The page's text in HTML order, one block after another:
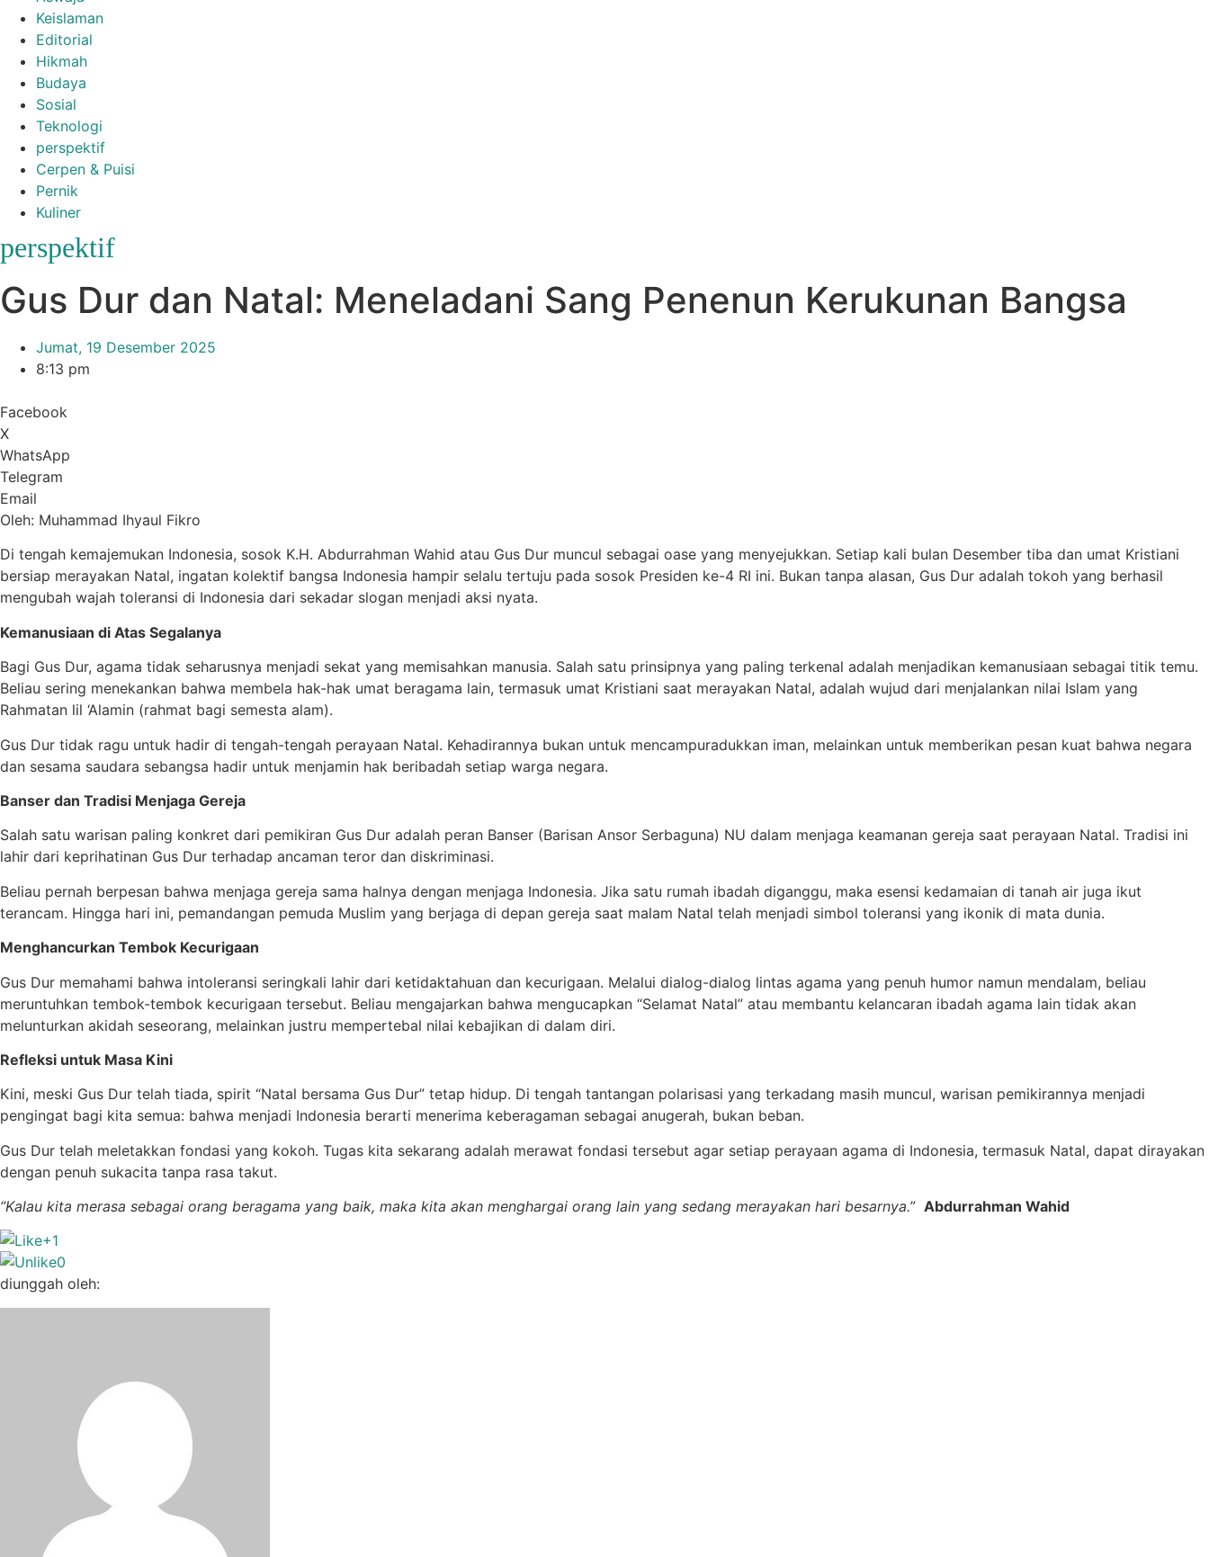
Keislaman
Editorial
Hikmah
Budaya
Sosial
Teknologi
perspektif
Cerpen & Puisi
Pernik
Kuliner
perspektif
Gus Dur dan Natal: Meneladani Sang Penenun Kerukunan Bangsa
Jumat, 19 Desember 2025
8:13 pm
Facebook
X
WhatsApp
Telegram
Email
Oleh: Muhammad Ihyaul Fikro
​Di tengah kemajemukan Indonesia, sosok K.H. Abdurrahman Wahid atau Gus Dur muncul sebagai oase yang menyejukkan. Setiap kali bulan Desember tiba dan umat Kristiani
bersiap merayakan Natal, ingatan kolektif bangsa Indonesia hampir selalu tertuju pada sosok Presiden ke-4 RI ini. Bukan tanpa alasan, Gus Dur adalah tokoh yang berhasil
mengubah wajah toleransi di Indonesia dari sekadar slogan menjadi aksi nyata.
Kemanusiaan di Atas Segalanya
​Bagi Gus Dur, agama tidak seharusnya menjadi sekat yang memisahkan manusia. Salah satu prinsipnya yang paling terkenal adalah menjadikan kemanusiaan sebagai titik temu.
Beliau sering menekankan bahwa membela hak-hak umat beragama lain, termasuk umat Kristiani saat merayakan Natal, adalah wujud dari menjalankan nilai Islam yang
Rahmatan lil ‘Alamin (rahmat bagi semesta alam).
​Gus Dur tidak ragu untuk hadir di tengah-tengah perayaan Natal. Kehadirannya bukan untuk mencampuradukkan iman, melainkan untuk memberikan pesan kuat bahwa negara
dan sesama saudara sebangsa hadir untuk menjamin hak beribadah setiap warga negara.
Banser dan Tradisi Menjaga Gereja
​Salah satu warisan paling konkret dari pemikiran Gus Dur adalah peran Banser (Barisan Ansor Serbaguna) NU dalam menjaga keamanan gereja saat perayaan Natal. Tradisi ini
lahir dari keprihatinan Gus Dur terhadap ancaman teror dan diskriminasi.
​Beliau pernah berpesan bahwa menjaga gereja sama halnya dengan menjaga Indonesia. Jika satu rumah ibadah diganggu, maka esensi kedamaian di tanah air juga ikut
terancam. Hingga hari ini, pemandangan pemuda Muslim yang berjaga di depan gereja saat malam Natal telah menjadi simbol toleransi yang ikonik di mata dunia.
Menghancurkan Tembok Kecurigaan
​Gus Dur memahami bahwa intoleransi seringkali lahir dari ketidaktahuan dan kecurigaan. Melalui dialog-dialog lintas agama yang penuh humor namun mendalam, beliau
meruntuhkan tembok-tembok kecurigaan tersebut. Beliau mengajarkan bahwa mengucapkan “Selamat Natal” atau membantu kelancaran ibadah agama lain tidak akan
melunturkan akidah seseorang, melainkan justru mempertebal nilai kebajikan di dalam diri.
Refleksi untuk Masa Kini
​Kini, meski Gus Dur telah tiada, spirit “Natal bersama Gus Dur” tetap hidup. Di tengah tantangan polarisasi yang terkadang masih muncul, warisan pemikirannya menjadi
pengingat bagi kita semua: bahwa menjadi Indonesia berarti menerima keberagaman sebagai anugerah, bukan beban.
​Gus Dur telah meletakkan fondasi yang kokoh. Tugas kita sekarang adalah merawat fondasi tersebut agar setiap perayaan agama di Indonesia, termasuk Natal, dapat dirayakan
dengan penuh sukacita tanpa rasa takut.
“Kalau kita merasa sebagai orang beragama yang baik, maka kita akan menghargai orang lain yang sedang merayakan hari besarnya.” Abdurrahman Wahid
+1
0
diunggah oleh: